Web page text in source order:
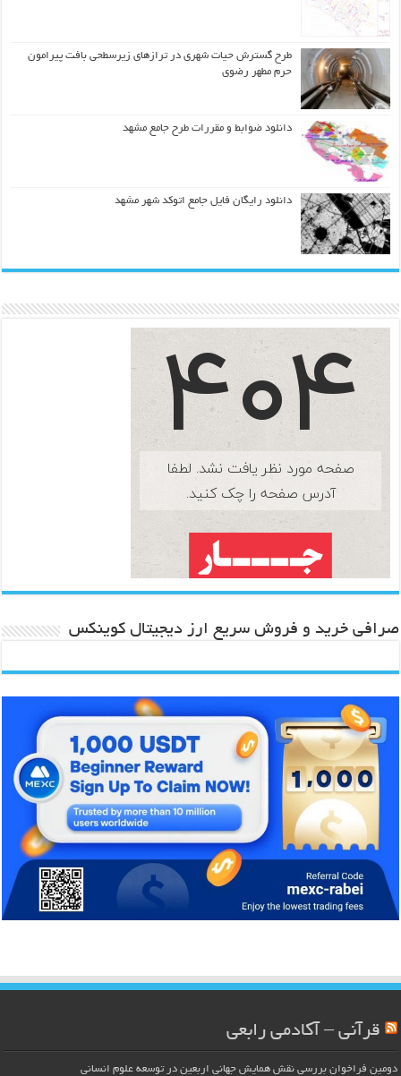
طرح گسترش حیات شهري در ترازهاي زیرسطحی بافت پیرامون
حرم مطهر رضوي
دانلود ضوابط و مقررات طرح جامع مشهد
دانلود رایگان فایل جامع اتوکد شهر مشهد
صرافی خرید و فروش سریع ارز دیجیتال کوینکس
قرآنی – آکادمی رابعی
دومین فراخوان بررسی نقش همایش جهانی اربعین در توسعه علوم انسانی